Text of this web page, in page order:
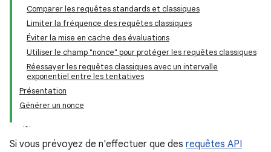
Comparer les requêtes standards et classiques
Limiter la fréquence des requêtes classiques
Éviter la mise en cache des évaluations
Utiliser le champ "nonce" pour protéger les requêtes classiques
Réessayer les requêtes classiques avec un intervalle
exponentiel entre les tentatives
Présentation
Générer un nonce
Si vous prévoyez de n'effectuer que des requêtes API